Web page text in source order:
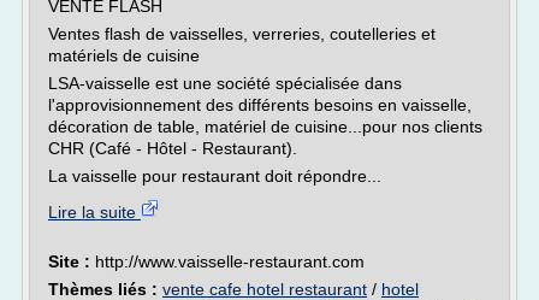
VENTE FLASH
Ventes flash de vaisselles, verreries, coutelleries et
matériels de cuisine
LSA-vaisselle est une société spécialisée dans
l'approvisionnement des différents besoins en vaisselle,
décoration de table, matériel de cuisine...pour nos clients
CHR (Café - Hôtel - Restaurant).
La vaisselle pour restaurant doit répondre...
Lire la suite
Site : http://www.vaisselle-restaurant.com
Thèmes liés : vente cafe hotel restaurant / hotel